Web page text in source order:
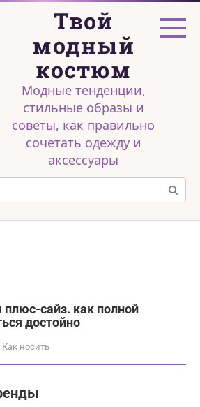
Твой
модный
костюм
Модные тенденции,
стильные образы и
советы, как правильно
сочетать одежду и
аксессуары
плюс-сайз. как полной
достойно
Как носить